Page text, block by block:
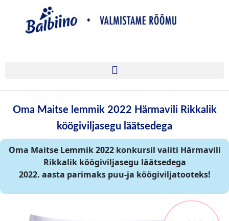
Oma Maitse lemmik 2022 Härmavili Rikkalik
köögiviljasegu läätsedega
Oma Maitse Lemmik 2022 konkursil valiti Härmavili
Rikkalik köögiviljasegu läätsedega
2022. aasta parimaks puu-ja köögiviljatooteks!